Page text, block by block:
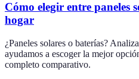
Cómo elegir entre paneles
hogar
¿Paneles solares o baterías?
ayudamos a escoger la mejor
completo comparativo.